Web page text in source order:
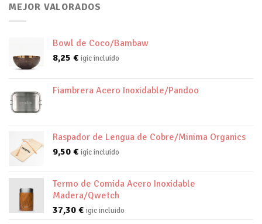
MEJOR VALORADOS
Bowl de Coco/Bambaw
8,25 € igic incluido
Fiambrera Acero Inoxidable/Pandoo
Raspador de Lengua de Cobre/Minima Organics
9,50 € igic incluido
Termo de Comida Acero Inoxidable
Madera/Qwetch
37,30 € igic incluido